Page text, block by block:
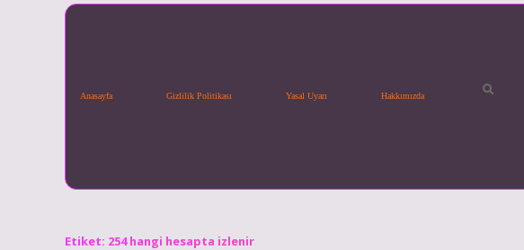
Anasayfa Gizlilik Politikası Yasal Uyarı Hakkımızda
Etiket: 254 hangi hesapta izlenir